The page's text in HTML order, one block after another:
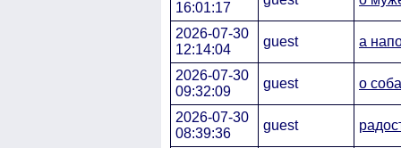
16:01:17
2026-07-30
12:14:04
guest а
2026-07-30
09:32:09
guest о
2026-07-30
08:39:36
guest